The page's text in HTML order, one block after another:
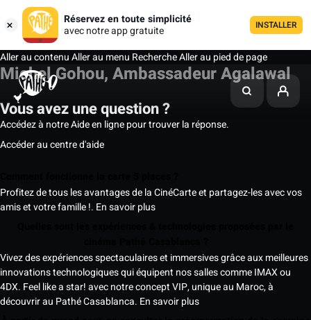
Réservez en toute simplicité
avec notre app gratuite
INSTALLER
Aller au contenuAller au menu RechercheAller au pied de page
Michel Gohou, Ambassadeur Agalawal
Vous avez une question ?
Accédez à notre Aide en ligne pour trouver la réponse.
Accéder au centre d'aide
Profitez de tous les avantages de la CinéCarte et partagez-les avec vos
amis et votre famille !. En savoir plus
Vivez des expériences spectaculaires et immersives grâce aux meilleures
innovations technologiques qui équipent nos salles comme IMAX ou
4DX. Feel like a star! avec notre concept VIP, unique au Maroc, à
découvrir au Pathé Casablanca. En savoir plus